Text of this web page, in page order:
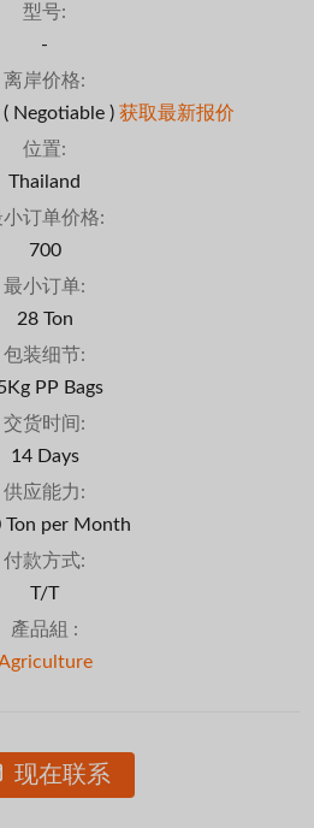
型号:
-
离岸价格:
( Negotiable ) 获取最新报价
位置:
Thailand
小订单价格:
700
最小订单:
28 Ton
包装细节:
PP Bags
交货时间:
14 Days
供应能力:
Ton per Month
付款方式:
T/T
產品組 :
现在联系